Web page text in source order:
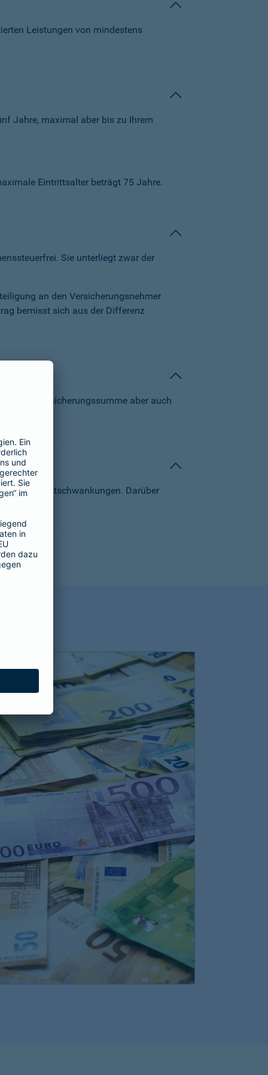
Leistungen von mindestens
Jahre, maximal aber bis zu Ihrem
Eintrittsalter beträgt 75 Jahre.
Sie unterliegt zwar der
an den Versicherungsnehmer
bemisst sich aus der Differenz
die Versicherungssumme aber auch
Darüber